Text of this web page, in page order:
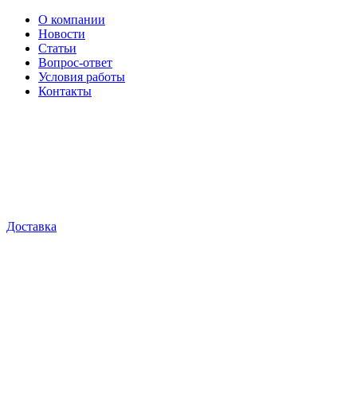
О компании
Новости
Статьи
Вопрос-ответ
Условия работы
Контакты
Доставка